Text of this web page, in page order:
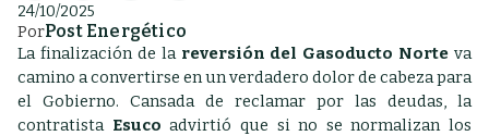
24/10/2025
PorPost Energético
La finalización de la reversión del Gasoducto Norte va
camino a convertirse en un verdadero dolor de cabeza para
el Gobierno. Cansada de reclamar por las deudas, la
contratista Esucoadvirtió que si no se normalizan los